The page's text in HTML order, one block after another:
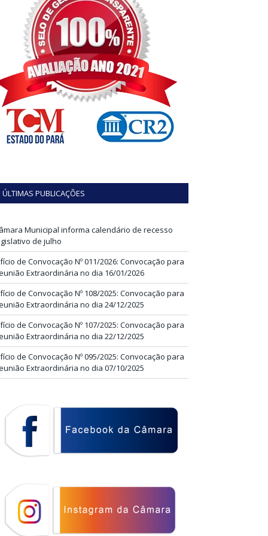
ÚLTIMAS PUBLICAÇÕES
Municipal informa calendário de recesso
de julho
de Convocação Nº 011/2026: Convocação para
Extraordinária no dia 16/01/2026
de Convocação Nº 108/2025: Convocação para
Extraordinária no dia 24/12/2025
de Convocação Nº 107/2025: Convocação para
Extraordinária no dia 22/12/2025
de Convocação Nº 095/2025: Convocação para
Extraordinária no dia 07/10/2025